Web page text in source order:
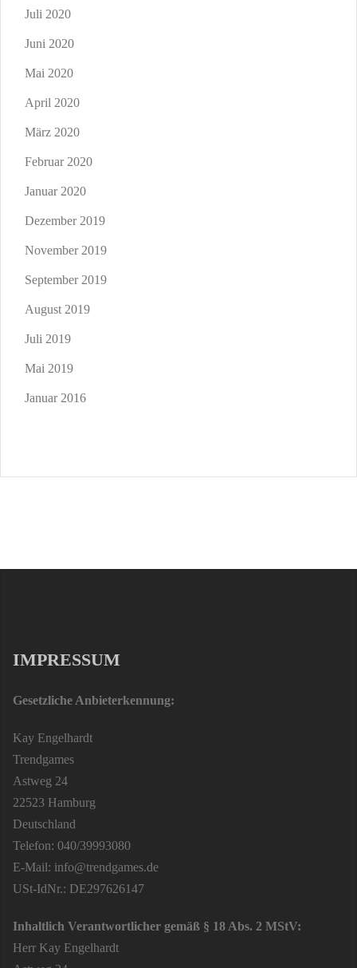
Juli 2020
Juni 2020
Mai 2020
April 2020
März 2020
Februar 2020
Januar 2020
Dezember 2019
November 2019
September 2019
August 2019
Juli 2019
Mai 2019
Januar 2016
IMPRESSUM
Gesetzliche Anbieterkennung:
Kay Engelhardt
Trendgames
Astweg 24
22523 Hamburg
Deutschland
Telefon: 040/39993080
E-Mail: info@trendgames.de
USt-IdNr.: DE297626147
Inhaltlich Verantwortlicher gemäß § 18 Abs. 2 MStV:
Herr Kay Engelhardt